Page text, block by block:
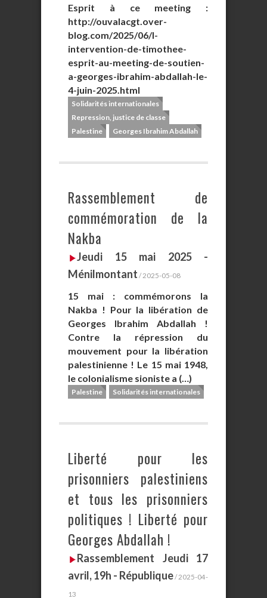
Esprit à ce meeting :
http://ouvalacgt.over-
blog.com/2025/06/l-
intervention-de-timothee-
esprit-au-meeting-de-soutien-
a-georges-ibrahim-abdallah-le-
4-juin-2025.html
Solidarités internationales
Repression, justice de classe
Palestine
Georges Ibrahim Abdallah
Rassemblement de
commémoration de la
Nakba
Jeudi 15 mai 2025 -
Ménilmontant / 2025-05-08
15 mai : commémorons la
Nakba ! Pour la libération de
Georges Ibrahim Abdallah !
Contre la répression du
mouvement pour la libération
palestinienne ! Le 15 mai 1948,
le colonialisme sioniste a (…)
Palestine Solidarités internationales
Liberté pour les
prisonniers palestiniens
et tous les prisonniers
politiques ! Liberté pour
Georges Abdallah !
Rassemblement Jeudi 17
avril, 19h - République/ 2025-04-
13